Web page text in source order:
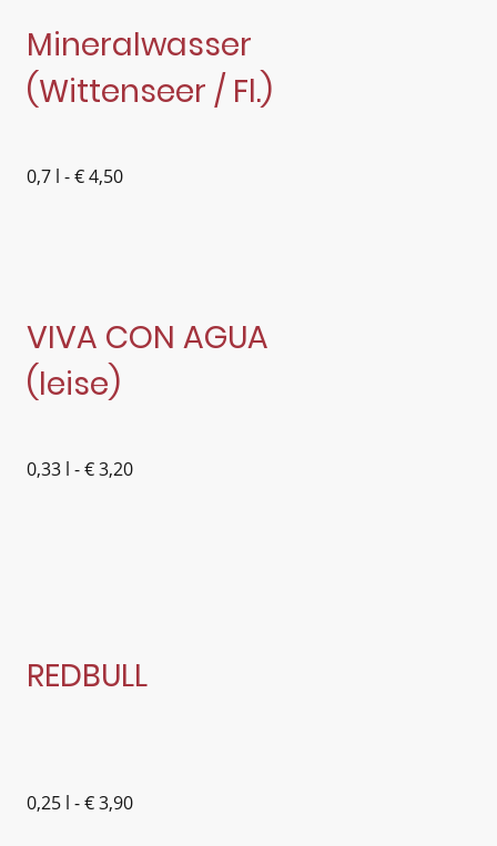
Mineralwasser
(Wittenseer / Fl.)
0,7 l - € 4,50
VIVA CON AGUA
(leise)
0,33 l - € 3,20
REDBULL
0,25 l - € 3,90